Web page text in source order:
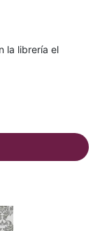
la librería el